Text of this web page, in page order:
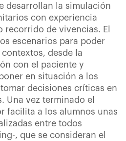
desarrollan la simulación
con experiencia
recorrido de vivencias. El
escenarios para poder
desde la
con el paciente y
en situación a los
decisiones críticas en
Una vez terminado el
facilita a los alumnos unas
entre todos
, que se consideran el